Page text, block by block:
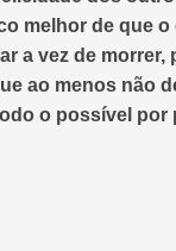
melhor de que o
a vez de morrer,
ao menos não
o possível por